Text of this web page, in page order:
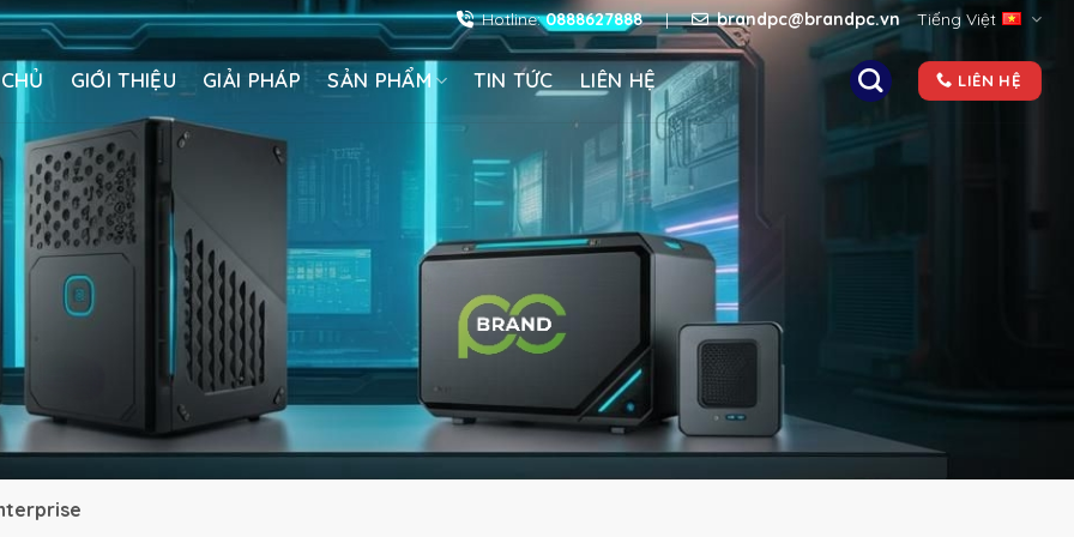
Hotline:0888627888 | brandpc@brandpc.vn Tiếng Việt
GIỚI THIỆU GIẢI PHÁP SẢN PHẨM TIN TỨC LIÊN HỆ LIÊN HỆ